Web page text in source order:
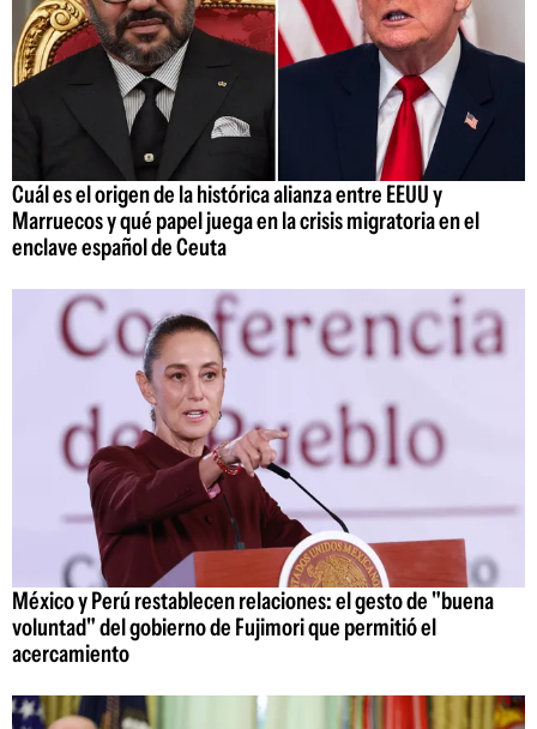
Cuál es el origen de la histórica alianza entre EEUU y
Marruecos y qué papel juega en la crisis migratoria en el
enclave español de Ceuta
México y Perú restablecen relaciones: el gesto de "buena
voluntad" del gobierno de Fujimori que permitió el
acercamiento